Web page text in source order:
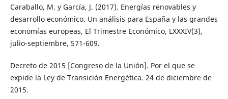
Caraballo, M. y García, J. (2017). Energías renovables y
desarrollo económico. Un análisis para España y las grandes
economías europeas, El Trimestre Económico, LXXXIV(3),
julio-septiembre, 571-609.
Decreto de 2015 [Congreso de la Unión]. Por el que se
expide la Ley de Transición Energética. 24 de diciembre de
2015.